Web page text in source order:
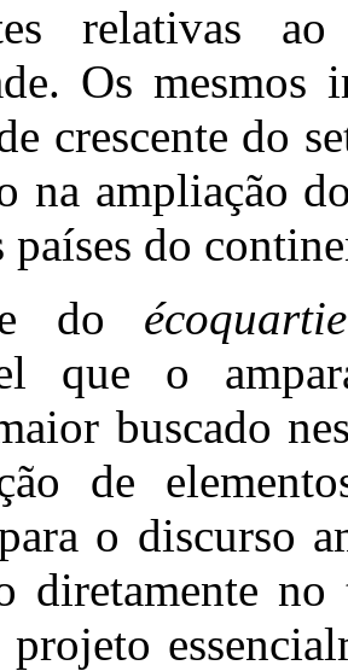
relativas
Os mesmos
crescente do
na ampliação
países do
do
que o
buscado
de
o discurso
diretamente